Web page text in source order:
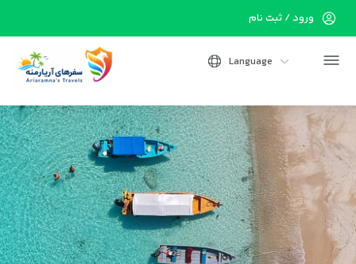
ورود / ثبت نام
Language